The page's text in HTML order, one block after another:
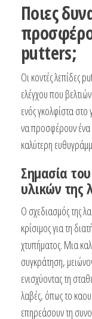
Ποιες
putters;
Οι κοντές λεπίδες
ελέγχου που
ενός γκολφίστα
να προσφέρουν
καλύτερη
Σημασία
υλικών της
Ο σχεδιασμός της
κρίσιμος για τη
χτυπήματος. Μια
συγκράτηση,
ενισχύοντας τη
λαβές, όπως το
επηρεάσουν τη